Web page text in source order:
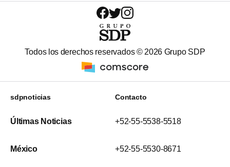
Todos los derechos reservados © 2026 Grupo SDP
sdpnoticias
Últimas Noticias
México
Contacto
+52-55-5538-5518
+52-55-5530-8671